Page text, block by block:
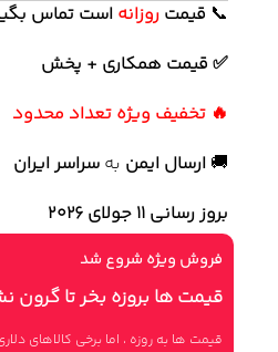
📞 قیمت روزانه است تماس
✅ قیمت همکاری + پخش
🔥 تخفیف ویژه تعداد محدود
🚚 ارسال ایمن به سراسر ایران
بروز رسانی 11 جولای ۲۰۲۶
فروش ویژه شروع شد
قیمت ها بروزه بخر تا گرون
قیمت ها به روزه ، اما برخی کالاهای